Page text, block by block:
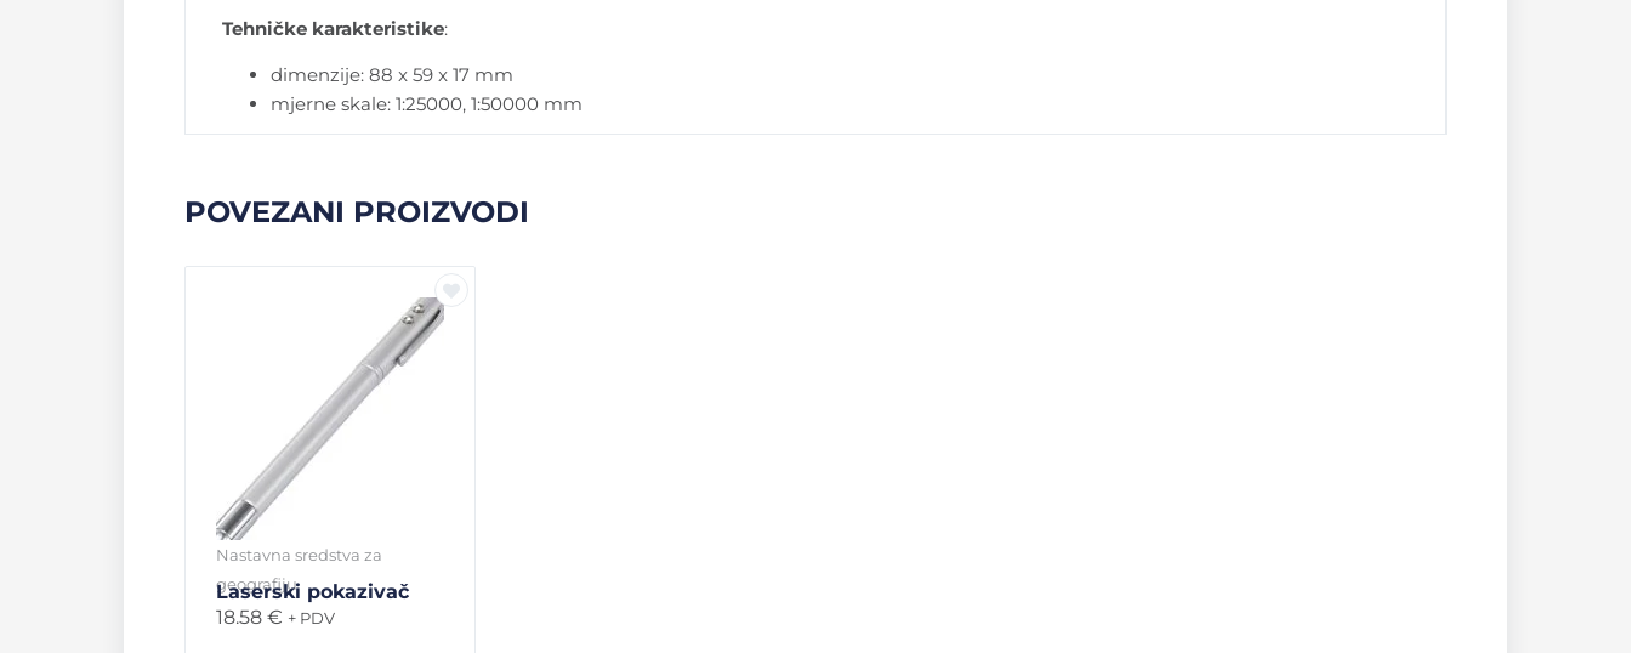
Tehničke karakteristike:
dimenzije: 88 x 59 x 17 mm
mjerne skale: 1:25000, 1:50000 mm
POVEZANI PROIZVODI
Nastavna sredstva za
geografiju
Laserski pokazivač
18.58 € + PDV